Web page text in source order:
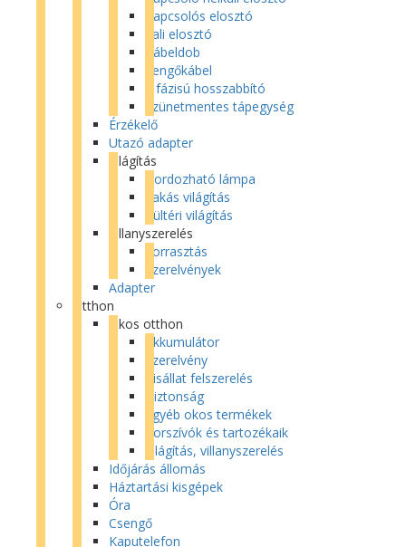
Kapcsolós elosztó
Fali elosztó
Kábeldob
Lengőkábel
3 fázisú hosszabbító
Szünetmentes tápegység
Érzékelő
Utazó adapter
Világítás
Hordozható lámpa
Lakás világítás
Kültéri világítás
Villanyszerelés
Forrasztás
Szerelvények
Adapter
Otthon
Okos otthon
Akkumulátor
Szerelvény
Kisállat felszerelés
Biztonság
Egyéb okos termékek
Porszívók és tartozékaik
Világítás, villanyszerelés
Időjárás állomás
Háztartási kisgépek
Óra
Csengő
Kaputelefon